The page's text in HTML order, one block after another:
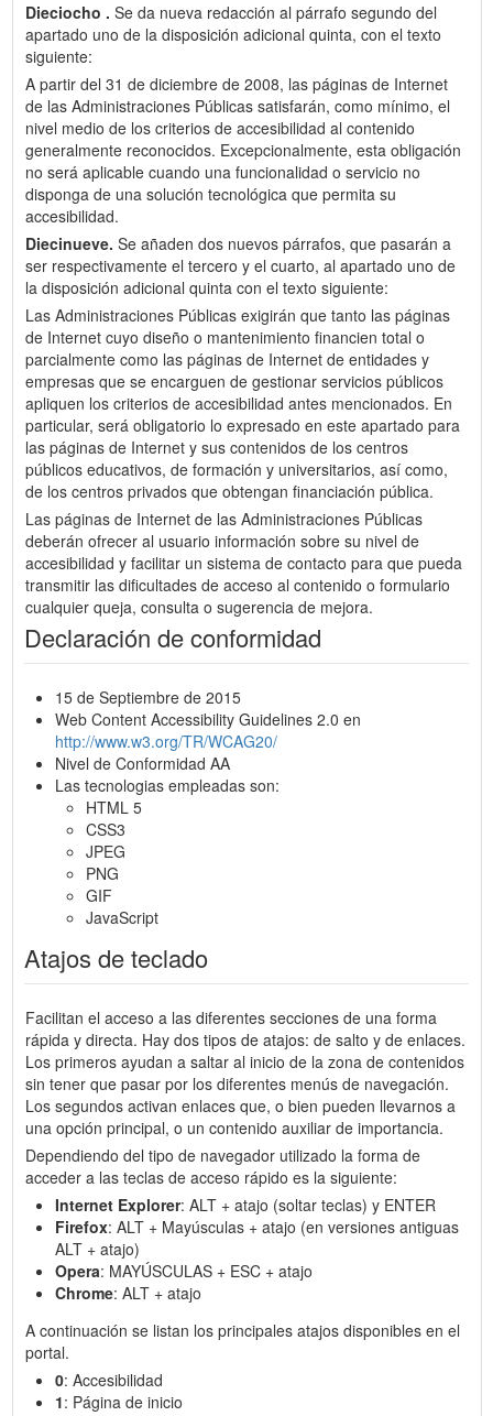
Dieciocho . Se da nueva redacción al párrafo segundo del
apartado uno de la disposición adicional quinta, con el texto
siguiente:
A partir del 31 de diciembre de 2008, las páginas de Internet
de las Administraciones Públicas satisfarán, como mínimo, el
nivel medio de los criterios de accesibilidad al contenido
generalmente reconocidos. Excepcionalmente, esta obligación
no será aplicable cuando una funcionalidad o servicio no
disponga de una solución tecnológica que permita su
accesibilidad.
Diecinueve. Se añaden dos nuevos párrafos, que pasarán a
ser respectivamente el tercero y el cuarto, al apartado uno de
la disposición adicional quinta con el texto siguiente:
Las Administraciones Públicas exigirán que tanto las páginas
de Internet cuyo diseño o mantenimiento financien total o
parcialmente como las páginas de Internet de entidades y
empresas que se encarguen de gestionar servicios públicos
apliquen los criterios de accesibilidad antes mencionados. En
particular, será obligatorio lo expresado en este apartado para
las páginas de Internet y sus contenidos de los centros
públicos educativos, de formación y universitarios, así como,
de los centros privados que obtengan financiación pública.
Las páginas de Internet de las Administraciones Públicas
deberán ofrecer al usuario información sobre su nivel de
accesibilidad y facilitar un sistema de contacto para que pueda
transmitir las dificultades de acceso al contenido o formulario
cualquier queja, consulta o sugerencia de mejora.
Declaración de conformidad
15 de Septiembre de 2015
Web Content Accessibility Guidelines 2.0 en
http://www.w3.org/TR/WCAG20/
Nivel de Conformidad AA
Las tecnologias empleadas son:
HTML 5
CSS3
JPEG
PNG
GIF
JavaScript
Atajos de teclado
Facilitan el acceso a las diferentes secciones de una forma
rápida y directa. Hay dos tipos de atajos: de salto y de enlaces.
Los primeros ayudan a saltar al inicio de la zona de contenidos
sin tener que pasar por los diferentes menús de navegación.
Los segundos activan enlaces que, o bien pueden llevarnos a
una opción principal, o un contenido auxiliar de importancia.
Dependiendo del tipo de navegador utilizado la forma de
acceder a las teclas de acceso rápido es la siguiente:
Internet Explorer: ALT + atajo (soltar teclas) y ENTER
Firefox: ALT + Mayúsculas + atajo (en versiones antiguas
ALT + atajo)
Opera: MAYÚSCULAS + ESC + atajo
Chrome: ALT + atajo
A continuación se listan los principales atajos disponibles en el
portal.
0: Accesibilidad
1: Página de inicio